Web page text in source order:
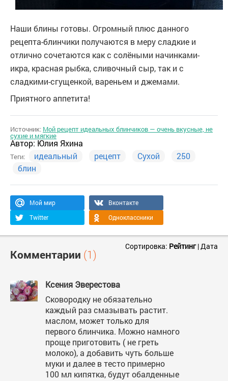
Наши блины готовы. Огромный плюс данного
рецепта-блинчики получаются в меру сладкие и
отлично сочетаются как с солёными начинками-
икра, красная рыбка, сливочный сыр, так и с
сладкими-сгущенкой, вареньем и джемами.
Приятного аппетита!
Источник: Мой рецепт идеальных блинчиков — очень вкусные, не
сухие и мягкие
Автор: Юлия Яхина
Теги: идеальный рецепт Сухой
250
блин
Мой мир
Вконтакте
Twitter
Одноклассники
Комментарии (1)
Сортировка: Рейтинг|Дата
Ксения Эверестова
Сковородку не обязательно
каждый раз смазывать растит.
маслом, может только для
первого блинчика. Можно намного
проще приготовить ( не греть
молоко), а добавить чуть больше
муки и далее в тесто примерно
100 мл кипятка, будут обалденные